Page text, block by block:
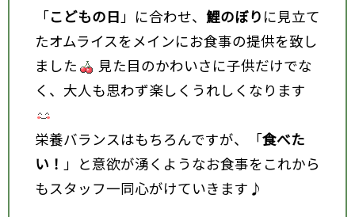
「こどもの日 」に合わせ、 鯉のぼり に見立て
たオムライスをメインにお食事の提供を致し
ました
見た目のかわいさに子供だけでな
く、大人も思わず楽しくうれしくなります
栄養バランスはもちろんですが、「食べた
い！ 」と意欲が湧くようなお食事をこれから
もスタッフ一同心がけていきます♪